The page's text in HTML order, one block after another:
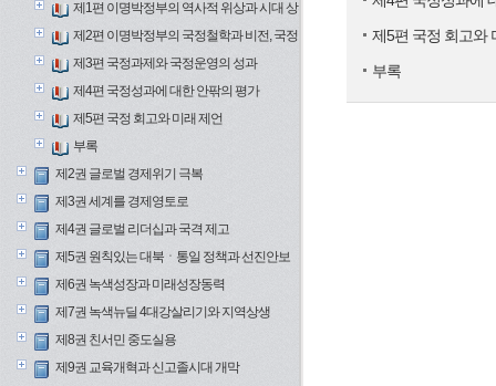
제1편 이명박정부의 역사적 위상과 시대 상황
제2편 이명박정부의 국정철학과 비전, 국정 5년의 전개
제3편 국정과제와 국정운영의 성과
제4편 국정성과에 대한 안팎의 평가
제5편 국정 회고와 미래 제언
부록
제2권 글로벌 경제위기 극복
제3권 세계를 경제영토로
제4권 글로벌 리더십과 국격 제고
제5권 원칙있는 대북ㆍ통일 정책과 선진안보
제6권 녹색성장과 미래성장동력
제7권 녹색뉴딜 4대강살리기와 지역상생
제8권 친서민 중도실용
제9권 교육개혁과 신고졸시대 개막
제5편 국정 회고와
부록